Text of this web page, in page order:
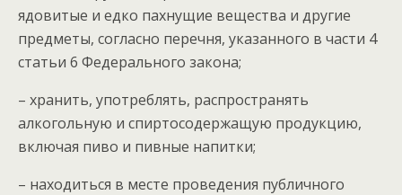
ядовитые и едко пахнущие вещества и другие
предметы, согласно перечня, указанного в части 4
статьи 6 Федерального закона;
– хранить, употреблять, распространять
алкогольную и спиртосодержащую продукцию,
включая пиво и пивные напитки;
– находиться в месте проведения публичного